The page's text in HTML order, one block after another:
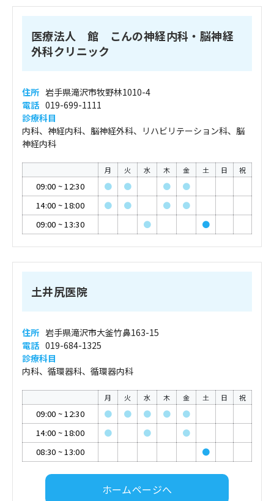
医療法人 館 こんの神経内科・脳神経
外科クリニック
住所 岩手県滝沢市牧野林1010-4
電話 019-699-1111
診療科目
内科、神経内科、脳神経外科、リハビリテーション科、脳
神経内科
月 火 水 木 金 土 日 祝
09:00 ~12:30 ● ● ●
●
14:00 ~18:00 ● ● ●
●
09:00 ~13:30 ● ●
土井尻医院
住所 岩手県滝沢市大釜竹鼻163-15
電話 019-684-1325
診療科目
内科、循環器科、循環器内科
月 火 水 木 金 土 日 祝
09:00 ~12:30 ● ● ● ●
●
14:00 ~18:00 ● ●
●
08:30 ~13:00 ●
ホームページへ